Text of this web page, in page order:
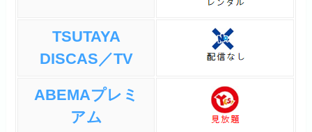
TSUTAYA
DISCAS／TV
ABEMAプレミ
アム